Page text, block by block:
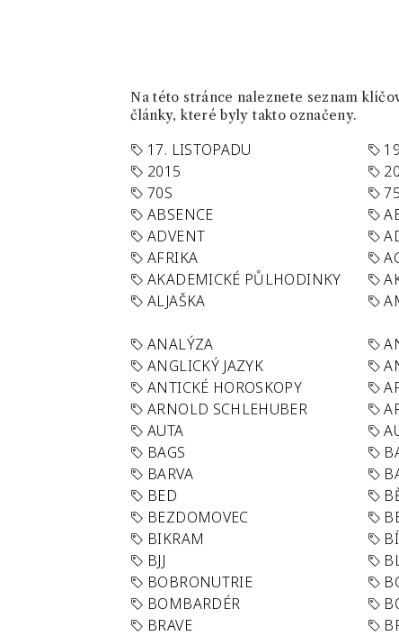
Na této stránce naleznete seznam
články, které byly takto označeny.
17. LISTOPADU
2015
70S
ABSENCE
ADVENT
AFRIKA
AKADEMICKÉ PŮLHODINKY
ALJAŠKA
ANALÝZA
ANGLICKÝ JAZYK
ANTICKÉ HOROSKOPY
ARNOLD SCHLEHUBER
AUTA
BAGS
BARVA
BED
BEZDOMOVEC
BIKRAM
BJJ
BOBRONUTRIE
BOMBARDÉR
BRAVE